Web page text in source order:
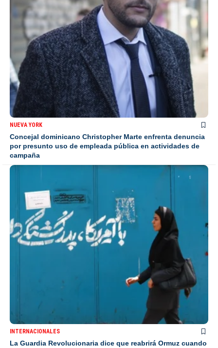
NUEVA YORK
Concejal dominicano Christopher Marte enfrenta denuncia
por presunto uso de empleada pública en actividades de
campaña
INTERNACIONALES
La Guardia Revolucionaria dice que reabrirá Ormuz cuando